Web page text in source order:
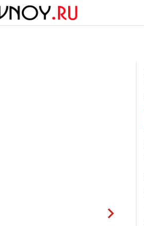
keyboard_arrow_right